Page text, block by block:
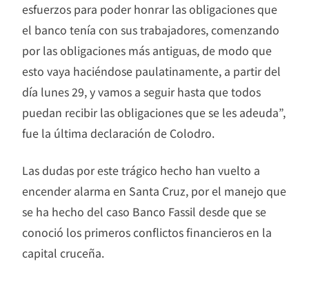
esfuerzos para poder honrar las obligaciones que
el banco tenía con sus trabajadores, comenzando
por las obligaciones más antiguas, de modo que
esto vaya haciéndose paulatinamente, a partir del
día lunes 29, y vamos a seguir hasta que todos
puedan recibir las obligaciones que se les adeuda”,
fue la última declaración de Colodro.
Las dudas por este trágico hecho han vuelto a
encender alarma en Santa Cruz, por el manejo que
se ha hecho del caso Banco Fassil desde que se
conoció los primeros conflictos financieros en la
capital cruceña.